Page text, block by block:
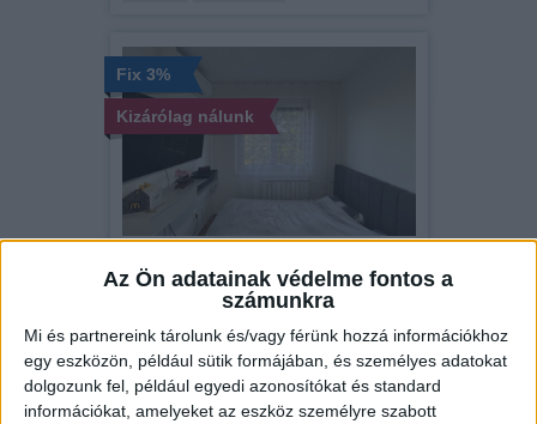
Az Ön adatainak védelme fontos a
számunkra
Mi és partnereink tárolunk és/vagy férünk hozzá információkhoz
egy eszközön, például sütik formájában, és személyes adatokat
dolgozunk fel, például egyedi azonosítókat és standard
információkat, amelyeket az eszköz személyre szabott
Fix 3%
Kizárólag nálunk
Győr
58 500 000 Ft
68 m2 szobák: 3